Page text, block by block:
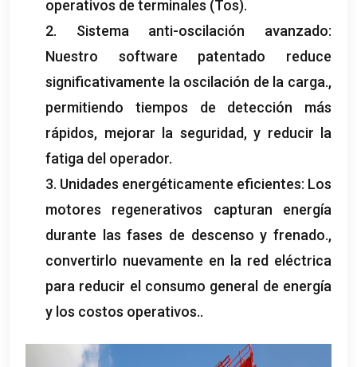
operativos de terminales (Tos).
2. Sistema anti-oscilación avanzado:
Nuestro software patentado reduce
significativamente la oscilación de la carga.,
permitiendo tiempos de detección más
rápidos, mejorar la seguridad, y reducir la
fatiga del operador.
3. Unidades energéticamente eficientes: Los
motores regenerativos capturan energía
durante las fases de descenso y frenado.,
convertirlo nuevamente en la red eléctrica
para reducir el consumo general de energía
y los costos operativos..